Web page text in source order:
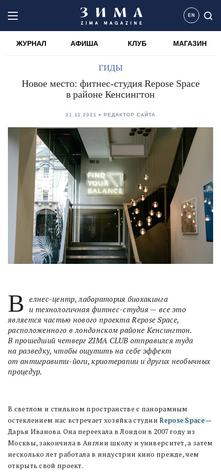
EN
ЖУРНАЛ АФИША КЛУБ МАГАЗИН
ГИДЫ
Новое место: фитнес-студия Repose Space
в районе Кенсингтон
21.11.2021 РЕДАКТОР САЙТА
В
елнес-центр, лаборатория биохакинга
и технологичная фитнес-студия — все это
является частью нового проекта Repose Space,
расположенного в лондонском районе Кенсингтон.
В прошедший четверг ZIMA CLUB отправился туда
на разведку, чтобы ощутить на себе эффект
от антигравити-йоги, криотерапии и других необычных
процедур.
В светлом и стильном пространстве с панорамным
остеклением нас встречает хозяйка студииRepose Space—
Дарья Иванова. Она переехала в Лондон в 2007 году из
Москвы, закончила в Англии школу и университет, а затем
несколько лет работала в индустрии кино прежде, чем
открыть свой проект.